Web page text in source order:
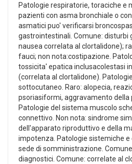
Patologie respiratorie, toraciche e
pazienti con asma bronchiale o
asmatici puo' verificarsi
gastrointestinali. Comune: disturbi
nausea correlata al clortalidone);
fauci; non nota:costipazione.
tossicita' epatica inclusacolestasi
(correlata al clortalidone).
sottocutaneo. Raro: alopecia,
psoriasiformi, aggravamento della
Patologie del sistema muscolo
connettivo. Non nota: sindrome
dell'apparato riproduttivo e della
impotenza. Patologie sistemiche e
sede di somministrazione.
diagnostici. Comune: correlate al